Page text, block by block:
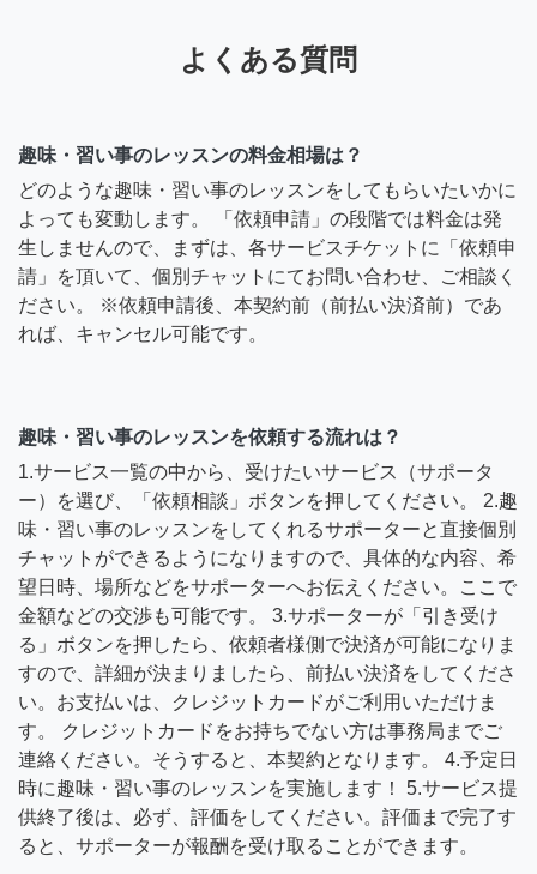
よくある質問
趣味・習い事のレッスンの料金相場は？
どのような趣味・習い事のレッスンをしてもらいたいかに
よっても変動します。 「依頼申請」の段階では料金は発
生しませんので、まずは、各サービスチケットに「依頼申
請」を頂いて、個別チャットにてお問い合わせ、ご相談く
ださい。 ※依頼申請後、本契約前（前払い決済前）であ
れば、キャンセル可能です。
趣味・習い事のレッスンを依頼する流れは？
1.サービス一覧の中から、受けたいサービス（サポータ
ー）を選び、「依頼相談」ボタンを押してください。 2.趣
味・習い事のレッスンをしてくれるサポーターと直接個別
チャットができるようになりますので、具体的な内容、希
望日時、場所などをサポーターへお伝えください。ここで
金額などの交渉も可能です。 3.サポーターが「引き受け
る」ボタンを押したら、依頼者様側で決済が可能になりま
すので、詳細が決まりましたら、前払い決済をしてくださ
い。お支払いは、クレジットカードがご利用いただけま
す。 クレジットカードをお持ちでない方は事務局までご
連絡ください。そうすると、本契約となります。 4.予定日
時に趣味・習い事のレッスンを実施します！ 5.サービス提
供終了後は、必ず、評価をしてください。評価まで完了す
ると、サポーターが報酬を受け取ることができます。